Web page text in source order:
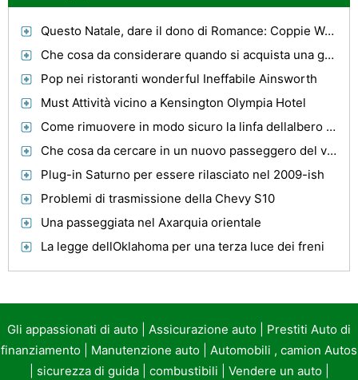
Questo Natale, dare il dono di Romance: Coppie Weekend Getaway Pacchetti
Che cosa da considerare quando si acquista una garanzia di riparazione auto
Pop nei ristoranti wonderful Ineffabile Ainsworth
Must Attività vicino a Kensington Olympia Hotel
Come rimuovere in modo sicuro la linfa dellalbero dalla vernice auto
Che cosa da cercare in un nuovo passeggero del veicolo
Plug-in Saturno per essere rilasciato nel 2009-ish
Problemi di trasmissione della Chevy S10
Una passeggiata nel Axarquia orientale
La legge dellOklahoma per una terza luce dei freni
Gli appassionati di auto Assicurazione auto
Prestiti Auto di
finanziamento
Manutenzione auto
Automobili , camion Autos
sicurezza di guida| combustibili Vendere un auto|